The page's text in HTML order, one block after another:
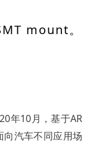
mount。
年10月，基于AR
汽车不同应用场